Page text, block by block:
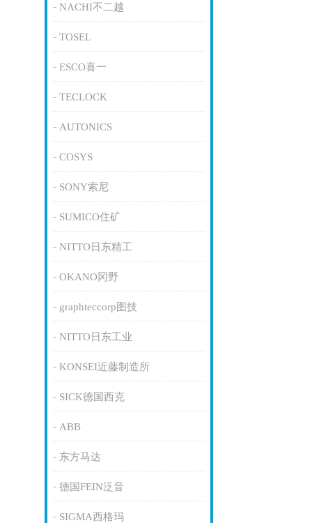
NACHI不二越
TOSEL
ESCO喜一
TECLOCK
AUTONICS
COSYS
SONY索尼
SUMICO住矿
NITTO日东精工
OKANO冈野
graphteccorp图技
NITTO日东工业
KONSEI近藤制造所
SICK德国西克
ABB
东方马达
德国FEIN泛音
SIGMA西格玛